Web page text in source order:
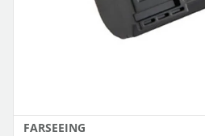
FARSEEING